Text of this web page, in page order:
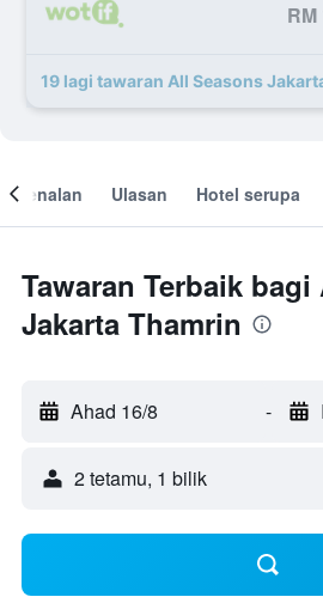
RM
19 lagi tawaran All Seasons
Ulasan Hotel serupa
Tawaran Terbaik
Jakarta Thamrin
Ahad 16/8 -
2 tetamu, 1 bilik